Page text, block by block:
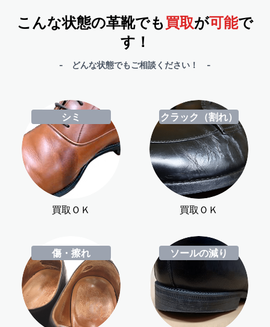
こんな状態の革靴でも買取が可能で
す！
- どんな状態でもご相談ください！ -
シミ
買取ＯＫ
クラック（割れ）
買取ＯＫ
傷・擦れ ソールの減り